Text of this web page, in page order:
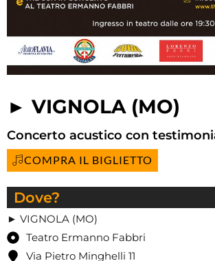
► VIGNOLA (MO)
Concerto acustico con
COMPRA IL BIGLIETTO
Dove?
► VIGNOLA (MO)
Teatro Ermanno Fabbri
Via Pietro Minghelli 11